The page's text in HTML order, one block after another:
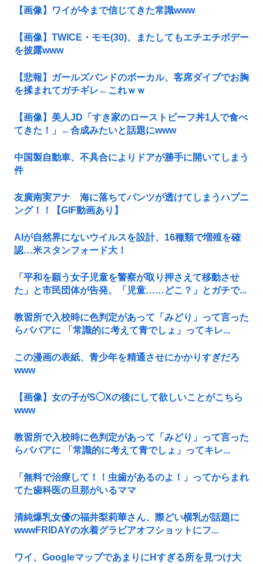
【画像】ワイが今まで信じてきた常識www
【画像】TWICE・モモ(30)、またしてもエチエチボデー
を披露www
【悲報】ガールズバンドのボーカル、客席ダイブでお胸
を揉まれてガチギレ←これｗｗ
【画像】美人JD「すき家のローストビーフ丼1人で食べ
てきた！」←合成みたいと話題にwww
中国製自動車、不具合によりドアが勝手に開いてしまう
件
友廣南実アナ 海に落ちてパンツが透けてしまうハプニ
ング！！【GIF動画あり】
AIが自然界にないウイルスを設計、16種類で増殖を確
認…米スタンフォード大！
「平和を願う女子児童を警察が取り押さえて移動させ
た」と市民団体が告発、「児童……どこ？」とガチで...
教習所で入校時に色判定があって「みどり」って言った
らババアに 「常識的に考えて青でしょ」ってキレ...
この漫画の表紙、青少年を精通させにかかりすぎだろ
www
【画像】女の子がS◯Xの後にして欲しいことがこちら
www
教習所で入校時に色判定があって「みどり」って言った
らババアに 「常識的に考えて青でしょ」ってキレ...
「無料で治療して！！虫歯があるのよ！」ってからまれ
てた歯科医の旦那がいるママ
清純爆乳女優の福井梨莉華さん、際どい横乳が話題に
wwwFRIDAYの水着グラビアオフショットにフ...
ワイ、GoogleマップであまりにΗすぎる所を見つけ大